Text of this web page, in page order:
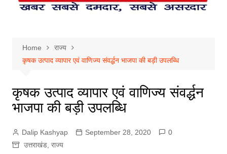
Home
राज्य
कृषक उत्पाद व्यापार एवं वाणिज्य संवर्द्धन भाजपा की बड़ी उपलब्धि
कृषक उत्पाद व्यापार एवं वाणिज्य संवर्द्धन
भाजपा की बड़ी उपलब्धि
Dalip Kashyap September 28, 2020
0
उत्तराखंड, राज्य